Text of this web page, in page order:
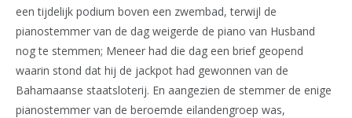
een tijdelijk podium boven een zwembad, terwijl de
pianostemmer van de dag weigerde de piano van Husband
nog te stemmen; Meneer had die dag een brief geopend
waarin stond dat hij de jackpot had gewonnen van de
Bahamaanse staatsloterij. En aangezien de stemmer de enige
pianostemmer van de beroemde eilandengroep was,